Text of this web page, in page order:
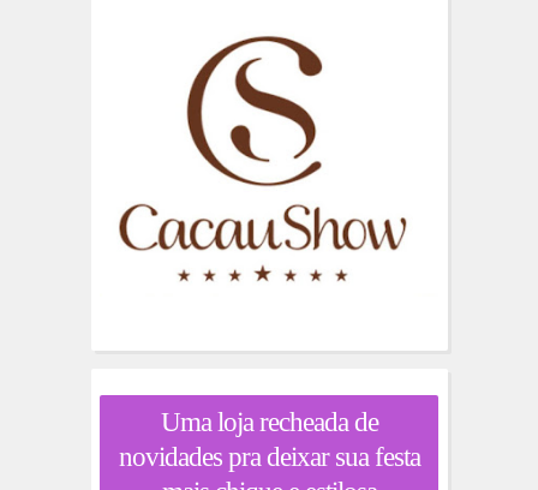
Uma loja recheada de
novidades pra deixar sua festa